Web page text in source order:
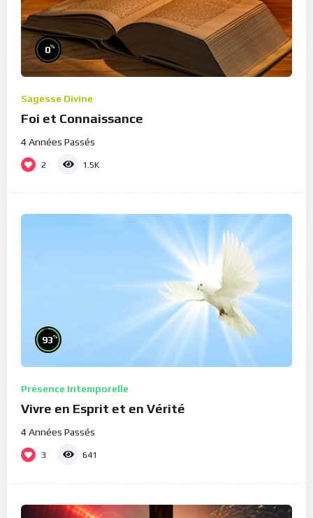
0%
Sagesse Divine
Foi et Connaissance
4 Années Passés
2 1.5K
93%
Présence Intemporelle
Vivre en Esprit et en Vérité
4 Années Passés
3 641